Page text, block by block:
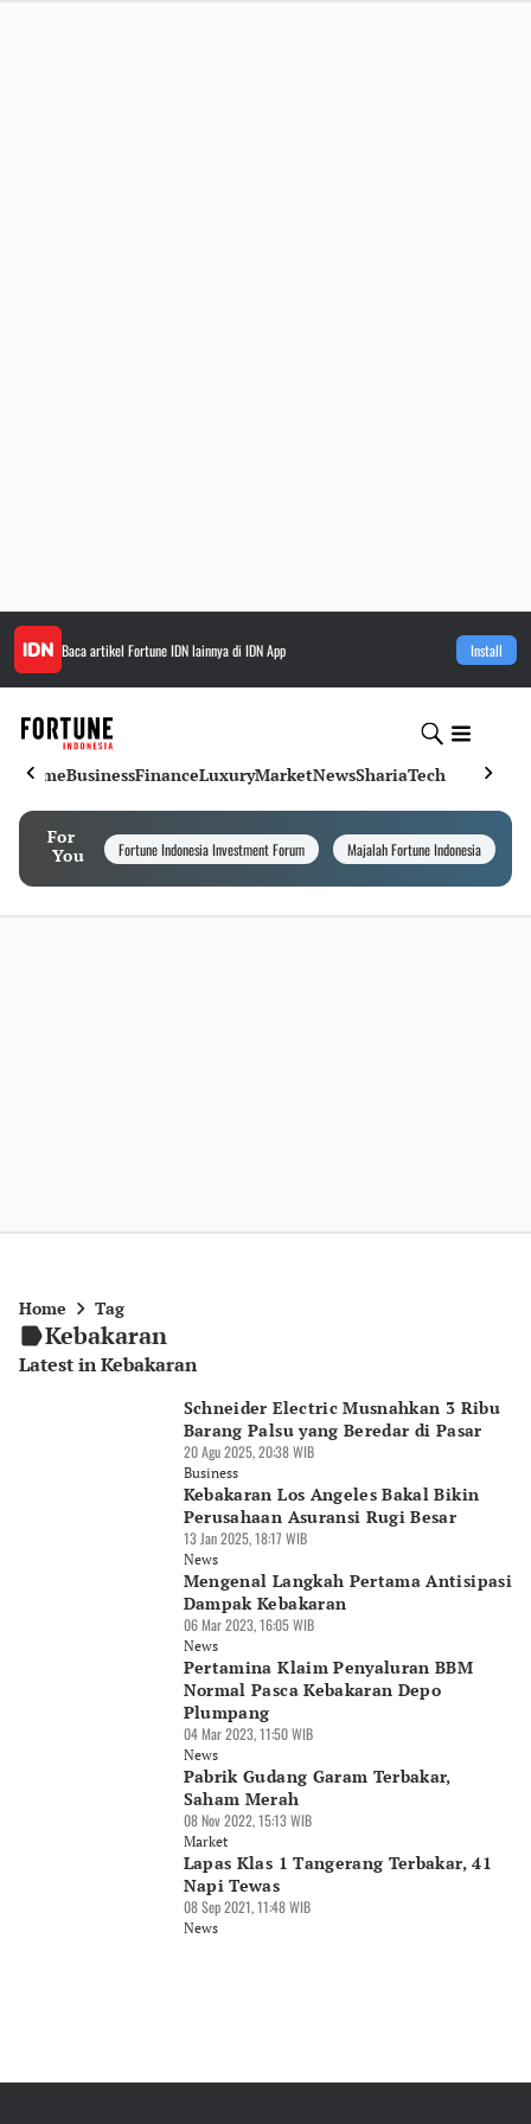
Baca artikel Fortune IDNlainnya di IDN App Install
HomeBusinessFinanceLuxuryMarketNewsShariaTech
For
You
Fortune Indonesia Investment Forum Majalah Fortune Indonesia
Home Tag
Kebakaran
Latest in Kebakaran
Schneider Electric Musnahkan 3 Ribu
Barang Palsu yang Beredar di Pasar
20 Agu 2025, 20:38 WIB
Business
Kebakaran Los Angeles Bakal Bikin
Perusahaan Asuransi Rugi Besar
13 Jan 2025, 18:17 WIB
News
Mengenal Langkah Pertama Antisipasi
Dampak Kebakaran
06 Mar 2023, 16:05 WIB
News
Pertamina Klaim Penyaluran BBM
Normal Pasca Kebakaran Depo
Plumpang
04 Mar 2023, 11:50 WIB
News
Pabrik Gudang Garam Terbakar,
Saham Merah
08 Nov 2022, 15:13 WIB
Market
Lapas Klas 1 Tangerang Terbakar, 41
Napi Tewas
08 Sep 2021, 11:48 WIB
News